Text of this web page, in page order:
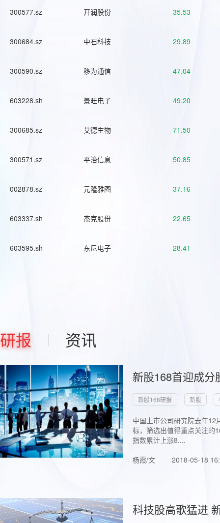
300577.sz 开润股份 35.53
300684.sz 中石科技 29.89
300590.sz 移为通信 47.04
603228.sh 景旺电子 49.20
300685.sz 艾德生物 71.50
300571.sz 平治信息 50.85
002878.sz 元隆雅图 37.16
603337.sh 杰克股份 22.65
603595.sh 东尼电子 28.41
研报 资讯
新股168首迎成
新股168研报 新股
中国上市公司研究院去年
标，筛选出值得重点关注的
指数累计上涨8....
杨霞/文
2018-05-18
科技股高歌猛进